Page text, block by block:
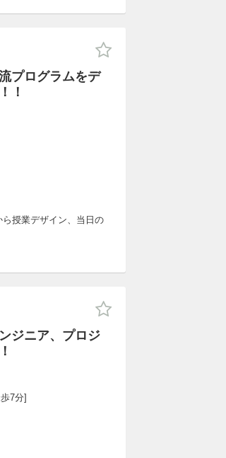
プログラムをデ
！
授業デザイン、当日の
ジニア、プロジ
7分]